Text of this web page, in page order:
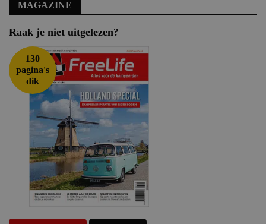
MAGAZINE
Raak je niet uitgelezen?
130
pagina's
dik